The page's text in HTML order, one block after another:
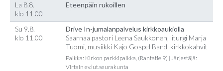
La 8.8.
klo 11.00
Eteenpäin rukoillen
Su 9.8.
klo 11.00
Drive In-jumalanpalvelus kirkkoaukiolla
Saarnaa pastori Leena Saukkonen, liturgi Marja
Tuomi, musiikki Kajo Gospel Band, kirkkokahvit
Paikka: Kirkon parkkipaikka, (Rantatie 9) | Järjestäjä:
Virtain ev.lut.seurakunta